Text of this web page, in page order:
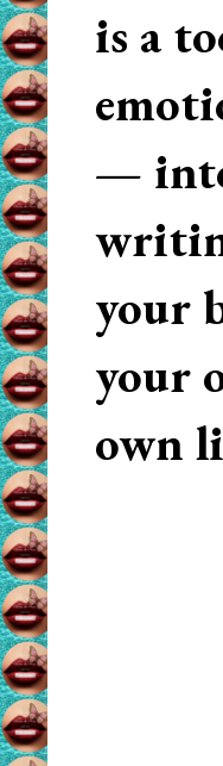
is a
—
your
your
own